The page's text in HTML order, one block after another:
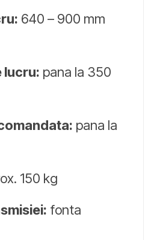
640 – 900 mm
lucru: pana la 350
pana la
150 kg
fonta